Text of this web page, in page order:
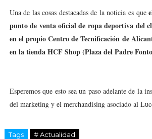
Una de las cosas destacadas de la noticia es que
punto de venta oficial de ropa deportiva del
en el propio Centro de Tecnificación de
en la tienda HCF Shop (Plaza del Padre
Esperemos que esto sea un paso adelante de la
del marketing y el merchandising asociado al
Tags # Actualidad